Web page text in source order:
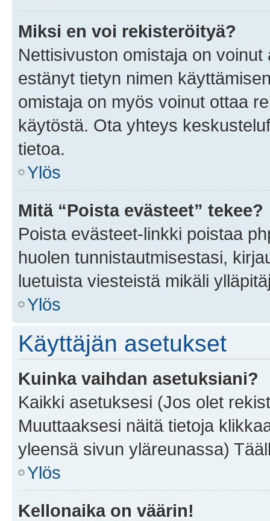
Miksi en voi rekisteröityä?
Nettisivuston omistaja on
estänyt tietyn nimen
omistaja on myös voinut ottaa
käytöstä. Ota yhteys
tietoa.
Ylös
Mitä “Poista evästeet” tekee?
Poista evästeet-linkki poistaa
huolen tunnistautmisestasi,
luetuista viesteistä mikäli
Ylös
Käyttäjän asetukset
Kuinka vaihdan asetuksiani?
Kaikki asetuksesi (Jos olet
Muuttaaksesi näitä tietoja
yleensä sivun yläreunassa)
Ylös
Kellonaika on väärin!